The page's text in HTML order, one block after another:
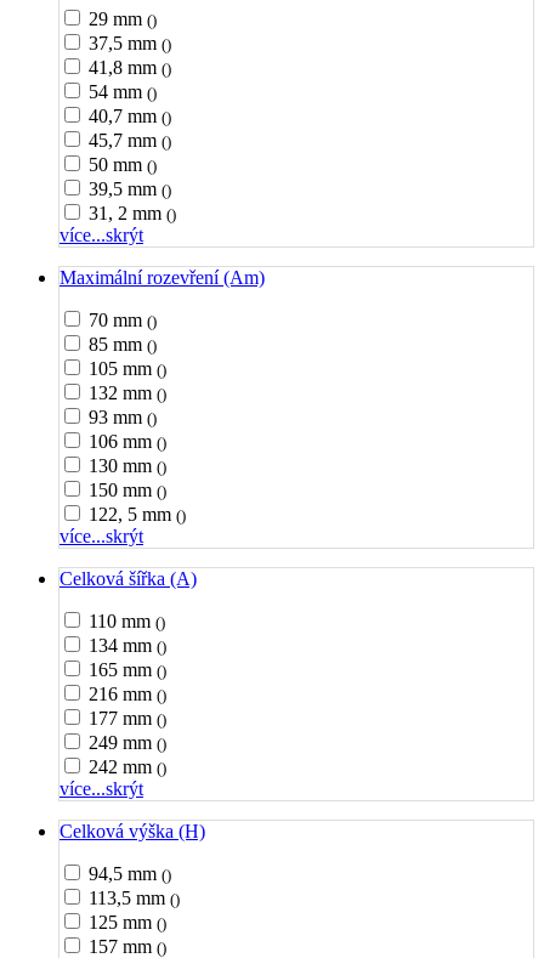
29 mm ()
37,5 mm ()
41,8 mm ()
54 mm ()
40,7 mm ()
45,7 mm ()
50 mm ()
39,5 mm ()
31, 2 mm ()
více...skrýt
Maximální rozevření (Am)
70 mm ()
85 mm ()
105 mm ()
132 mm ()
93 mm ()
106 mm ()
130 mm ()
150 mm ()
122, 5 mm ()
více...skrýt
Celková šířka (A)
110 mm ()
134 mm ()
165 mm ()
216 mm ()
177 mm ()
249 mm ()
242 mm ()
více...skrýt
Celková výška (H)
94,5 mm ()
113,5 mm ()
125 mm ()
157 mm ()